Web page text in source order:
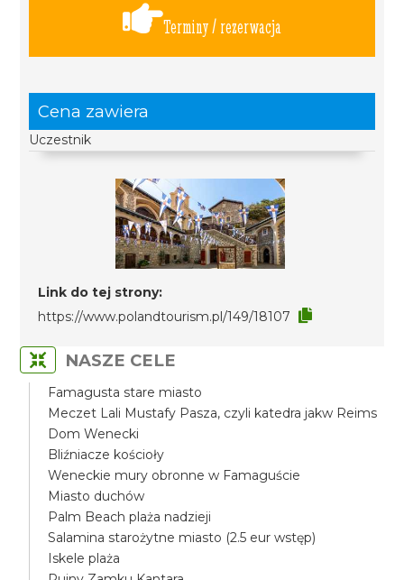
Terminy / rezerwacja
Cena zawiera
Uczestnik
Link do tej strony:
https://www.polandtourism.pl/149/18107
NASZE CELE
Famagusta stare miasto
Meczet Lali Mustafy Pasza, czyli katedra jakw Reims
Dom Wenecki
Bliźniacze kościoły
Weneckie mury obronne w Famaguście
Miasto duchów
Palm Beach plaża nadzieji
Salamina starożytne miasto (2.5 eur wstęp)
Iskele plaża